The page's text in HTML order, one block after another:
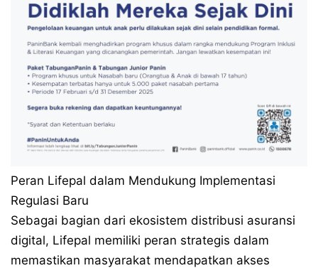
Peran Lifepal dalam Mendukung Implementasi
Regulasi Baru
Sebagai bagian dari ekosistem distribusi asuransi
digital, Lifepal memiliki peran strategis dalam
memastikan masyarakat mendapatkan akses